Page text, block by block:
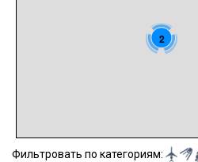
2
Фильтровать по категориям: